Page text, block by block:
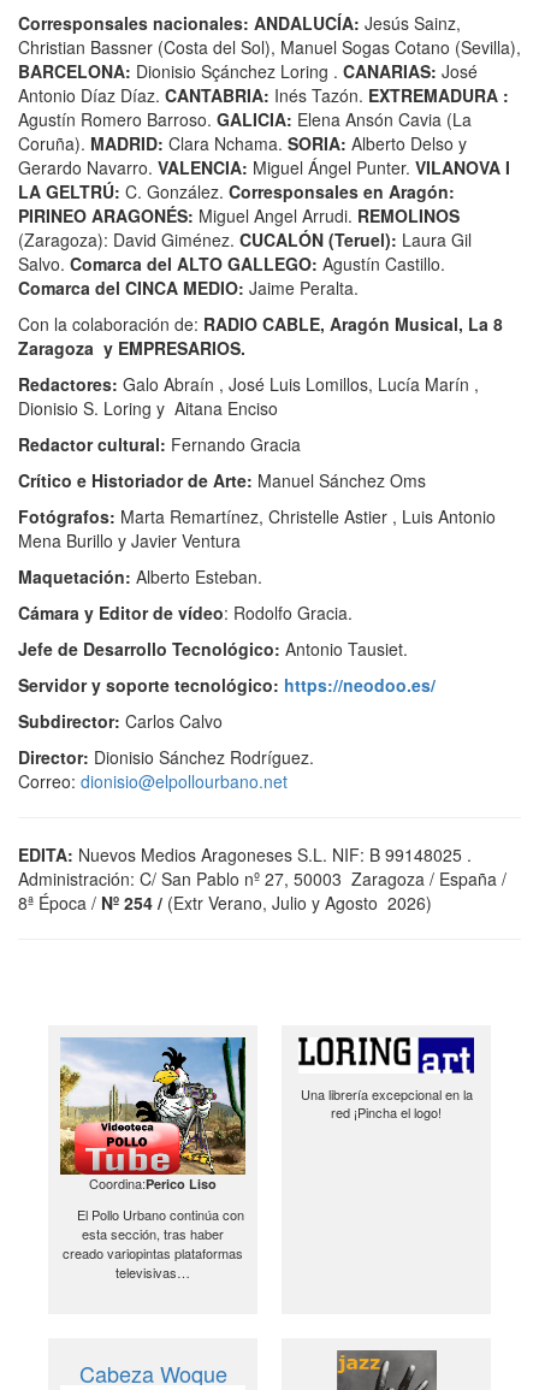
Corresponsales nacionales: ANDALUCÍA: Jesús Sainz,
Christian Bassner (Costa del Sol), Manuel Sogas Cotano (Sevilla),
BARCELONA: Dionisio Sçánchez Loring . CANARIAS: José
Antonio Díaz Díaz. CANTABRIA: Inés Tazón. EXTREMADURA :
Agustín Romero Barroso. GALICIA: Elena Ansón Cavia (La
Coruña). MADRID: Clara Nchama. SORIA: Alberto Delso y
Gerardo Navarro. VALENCIA: Miguel Ángel Punter. VILANOVA I
LA GELTRÚ: C. González. Corresponsales en Aragón:
PIRINEO ARAGONÉS: Miguel Angel Arrudi. REMOLINOS
(Zaragoza): David Giménez. CUCALÓN (Teruel): Laura Gil
Salvo. Comarca del ALTO GALLEGO: Agustín Castillo.
Comarca del CINCA MEDIO: Jaime Peralta.
Con la colaboración de: RADIO CABLE, Aragón Musical, La 8
Zaragoza y EMPRESARIOS.
Redactores: Galo Abraín , José Luis Lomillos, Lucía Marín ,
Dionisio S. Loring y Aitana Enciso
Redactor cultural: Fernando Gracia
Crítico e Historiador de Arte: Manuel Sánchez Oms
Fotógrafos: Marta Remartínez, Christelle Astier , Luis Antonio
Mena Burillo y Javier Ventura
Maquetación: Alberto Esteban.
Cámara y Editor de vídeo: Rodolfo Gracia.
Jefe de Desarrollo Tecnológico: Antonio Tausiet.
Servidor y soporte tecnológico: https://neodoo.es/
Subdirector: Carlos Calvo
Director: Dionisio Sánchez Rodríguez.
Correo: dionisio@elpollourbano.net
EDITA: Nuevos Medios Aragoneses S.L. NIF: B 99148025 .
Administración: C/ San Pablo nº 27, 50003 Zaragoza / España /
8ª Época / Nº 254 / (Extr Verano, Julio y Agosto 2026)
Coordina:Perico Liso
El Pollo Urbano continúa con
esta sección, tras haber
creado variopintas plataformas
televisivas…
Una librería excepcional en la
red ¡Pincha el logo!
Cabeza Woque